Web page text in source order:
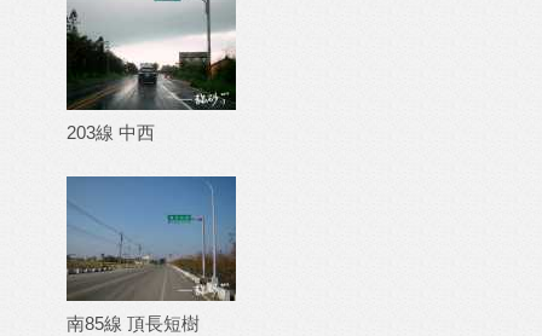
203線 中西
南85線 頂長短樹